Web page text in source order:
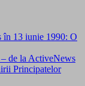
în 13 iunie 1990: O
de la ActiveNews
Principatelor